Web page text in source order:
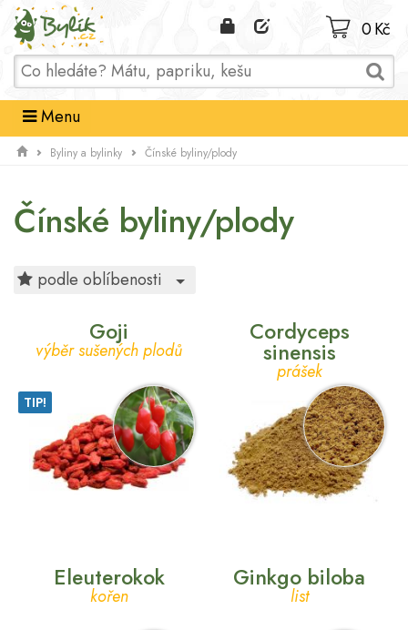
Domů
0 Kč
Menu
Byliny a bylinky Čínské byliny/plody
Čínské byliny/plody
podle oblíbenosti Toggle Dropdown
Goji
výběr sušených plodů
TIP!
Cordyceps
sinensis
prášek
Eleuterokok
kořen
Ginkgo biloba
list